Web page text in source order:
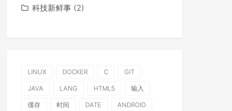
科技新鲜事 (2)
LINUX DOCKER C GIT
JAVA LANG HTML5 输入
缓存 时间 DATE ANDROID